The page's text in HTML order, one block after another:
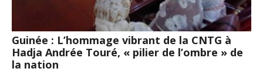
Guinée : L’hommage vibrant de la CNTG à
Hadja Andrée Touré, « pilier de l’ombre » de
la nation